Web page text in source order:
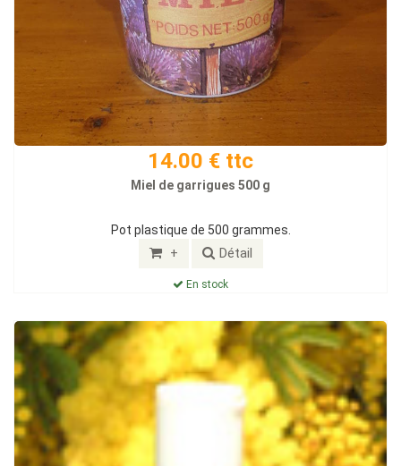
14.00 € ttc
Miel de garrigues 500 g
Pot plastique de 500 grammes.
+ Détail
En stock